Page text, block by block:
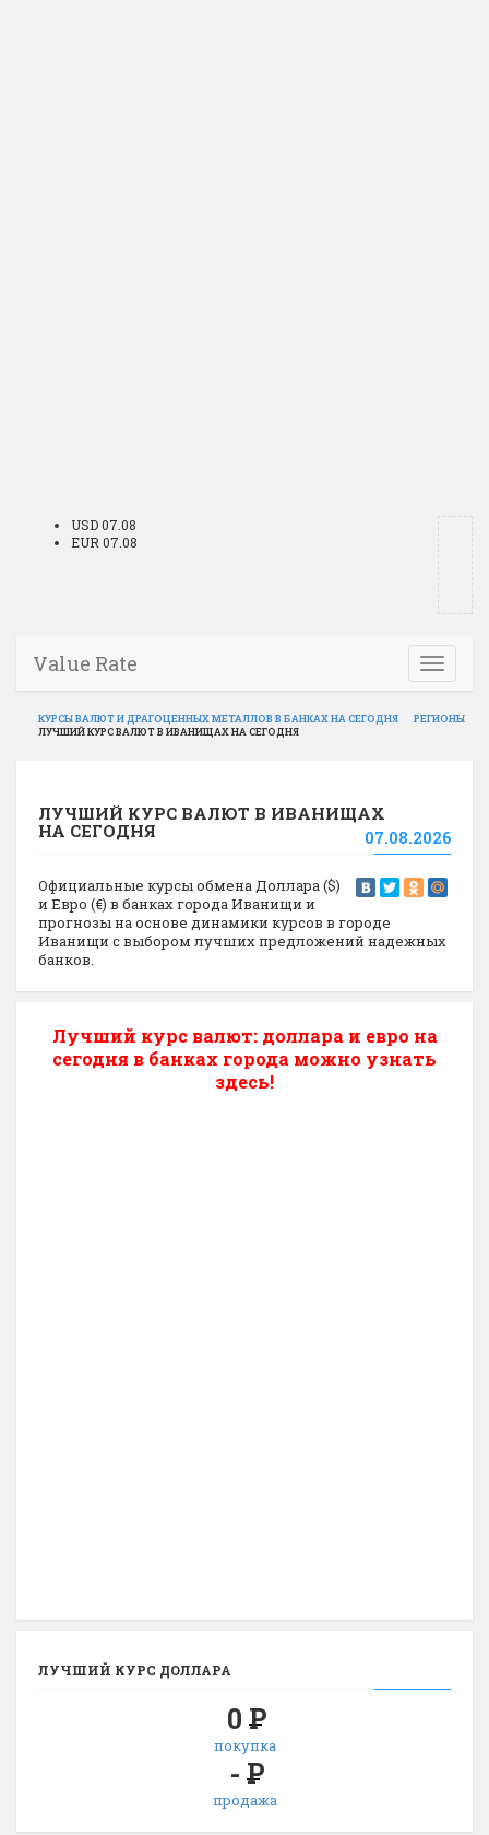
USD 07.08
EUR 07.08
Toggle
Value Rate
КУРСЫ ВАЛЮТ И ДРАГОЦЕННЫХ МЕТАЛЛОВ В БАНКАХ НА СЕГОДНЯ
РЕГИОНЫ
ЛУЧШИЙ КУРС ВАЛЮТ В ИВАНИЩАХ НА СЕГОДНЯ
ЛУЧШИЙ КУРС ВАЛЮТ В ИВАНИЩАХ
НА СЕГОДНЯ
07.08.2026
Официальные курсы обмена Доллара ($)
и Евро (€) в банках города Иванищи и
прогнозы на основе динамики курсов в городе
Иванищи с выбором лучших предложений надежных
банков.
Лучший курс валют: доллара и евро на
сегодня в банках города можно узнать
здесь!
ЛУЧШИЙ КУРС ДОЛЛАРА
0 Р
покупка
- Р
продажа